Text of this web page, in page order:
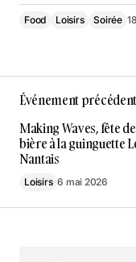
Food Loisirs Soirée
Événement précédent
Making Waves, fête
bière à la guinguette
Nantais
Loisirs 6 mai 2026